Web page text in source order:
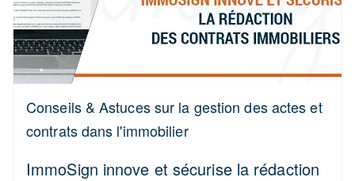
Conseils & Astuces sur la gestion des actes et
contrats dans l'immobilier
ImmoSign innove et sécurise la rédaction